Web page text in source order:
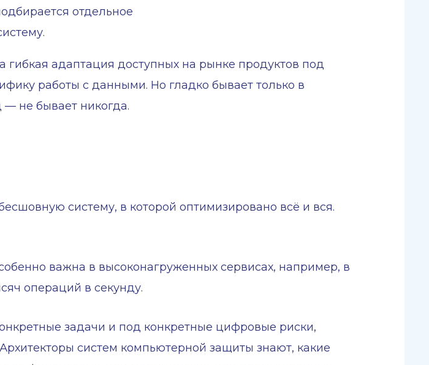
отдельное
адаптация доступных на рынке продуктов под
работы с данными. Но гладко бывает только в
не бывает никогда.
систему, в которой оптимизировано всё и вся.
важна в высоконагруженных сервисах, например, в
операций в секунду.
задачи и под конкретные цифровые риски,
систем компьютерной защиты знают, какие